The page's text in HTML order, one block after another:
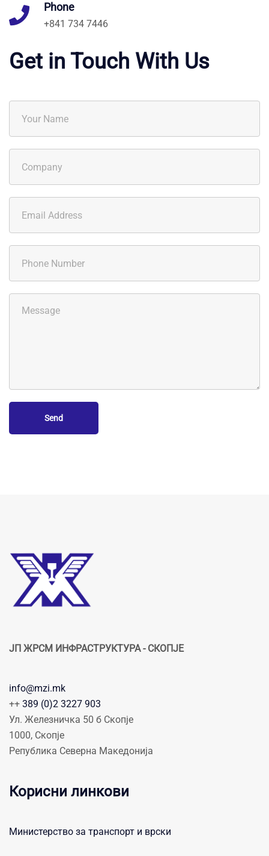
Phone
+841 734 7446
Get in Touch With Us
ЈП ЖРСМ ИНФРАСТРУКТУРА - СКОПЈЕ
info@mzi.mk
++ 389 (0)2 3227 903
Ул. Железничка 50 б Скопје
1000, Скопје
Република Северна Македонија
Корисни линкови
Министерство за транспорт и врски